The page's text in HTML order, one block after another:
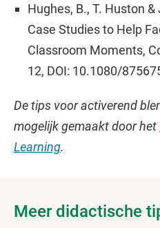
Hughes, B., T. Huston
Case Studies to Help
Classroom Moments,
12, DOI: 10.1080/
De tips voor activerend
mogelijk gemaakt door het
Learning.
Meer didactische